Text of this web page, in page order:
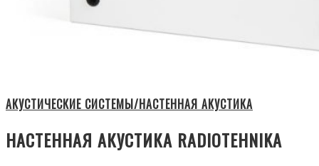
АКУСТИЧЕСКИЕ СИСТЕМЫ/НАСТЕННАЯ АКУСТИКА
НАСТЕННАЯ АКУСТИКА RADIOTEHNIKA